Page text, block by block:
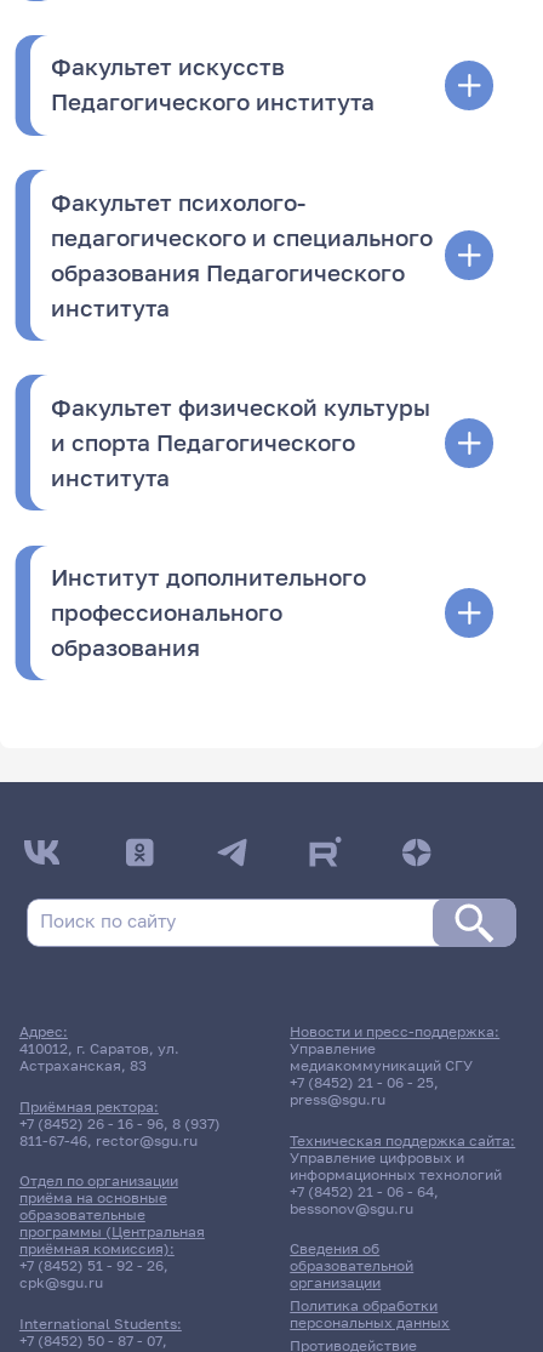
Факультет искусств
Педагогического института
Факультет психолого-
педагогического и специального
образования Педагогического
института
Факультет физической культуры
и спорта Педагогического
института
Институт дополнительного
профессионального
образования
Адрес:
410012, г. Саратов, ул.
Астраханская, 83
Приёмная ректора:
+7 (8452) 26 - 16 - 96, 8 (937)
811-67-46, rector@sgu.ru
Отдел по организации
приёма на основные
образовательные
программы (Центральная
приёмная комиссия):
+7 (8452) 51 - 92 - 26,
cpk@sgu.ru
International Students:
+7 (8452) 50 - 87 - 07,
Сведения об
образовательной
организации
Политика обработки
персональных данных
Противодействие
Новости и пресс-поддержка:
Управление
медиакоммуникаций СГУ
+7 (8452) 21 - 06 - 25,
press@sgu.ru
Техническая поддержка сайта:
Управление цифровых и
информационных технологий
+7 (8452) 21 - 06 - 64,
bessonov@sgu.ru